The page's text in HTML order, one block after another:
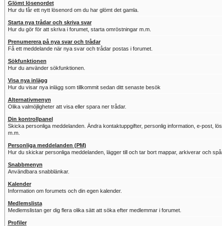
Glömt lösenordet
Hur du får ett nytt lösenord om du har glömt det gamla.
Starta nya trådar och skriva svar
Hur du gör för att skriva i forumet, starta omröstningar m.m.
Prenumerera på nya svar och trådar
Få ett meddelande när nya svar och trådar postas i forumet.
Sökfunktionen
Hur du använder sökfunktionen.
Visa nya inlägg
Hur du visar nya inlägg som tillkommit sedan ditt senaste besök
Alternativmenyn
Olika valmöjligheter att visa eller spara ner trådar.
Din kontrollpanel
Skicka personliga meddelanden. Ändra kontaktuppgifter, personlig information, e-post,
m.m.
Personliga meddelanden (PM)
Hur du skickar personliga meddelanden, lägger till och tar bort mappar, arkiverar och
Snabbmenyn
Användbara snabblänkar.
Kalender
Information om forumets och din egen kalender.
Medlemslista
Medlemslistan ger dig flera olika sätt att söka efter medlemmar i forumet.
Profiler